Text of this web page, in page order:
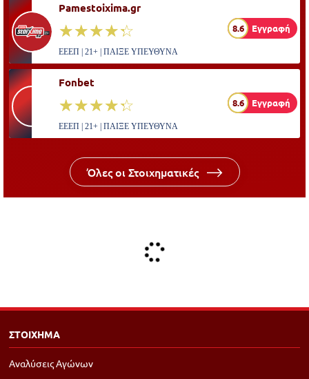
Pamestoixima.gr
☆☆☆☆☆
★★★★★ 8.6 Εγγραφή
ΕΕΕΠ | 21+ | ΠΑΙΞΕ ΥΠΕΥΘΥΝΑ
Fonbet
☆☆☆☆☆
★★★★★ 8.6 Εγγραφή
ΕΕΕΠ | 21+ | ΠΑΙΞΕ ΥΠΕΥΘΥΝΑ
Όλες οι Στοιχηματικές
ΣΤΟΙΧΗΜΑ
Αναλύσεις Αγώνων